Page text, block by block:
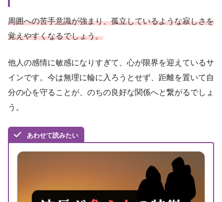
周囲への苦手意識が強まり、孤立しているような寂しさを
覚えやすくなるでしょう。
他人の感情に敏感になりすぎて、心が限界を迎えているサ
インです。今は無理に輪に入ろうとせず、距離を置いて自
分の心を守ることが、のちの良好な関係へと繋がるでしょ
う。
あわせて読みたい